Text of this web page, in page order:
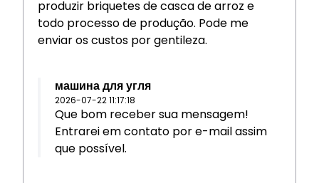
produzir briquetes de casca de arroz e
todo processo de produção. Pode me
enviar os custos por gentileza.
машина для угля
2026-07-22 11:17:18
Que bom receber sua mensagem!
Entrarei em contato por e-mail assim
que possível.